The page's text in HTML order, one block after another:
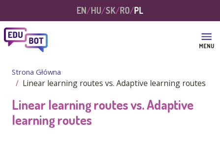
MENU
EN HU SK RO PL
Strona Główna
Linear learning routes vs. Adaptive learning routes
Linear learning routes vs. Adaptive
learning routes